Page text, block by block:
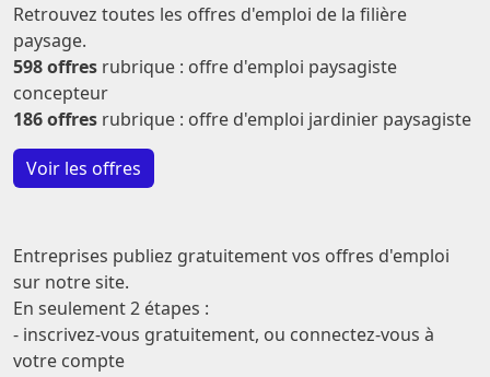
Retrouvez toutes les offres d'emploi de la filière
paysage.
598 offres rubrique : offre d'emploi paysagiste
concepteur
186 offres rubrique : offre d'emploi jardinier paysagiste
Voir les offres
Entreprises publiez gratuitement vos offres d'emploi
sur notre site.
En seulement 2 étapes :
- inscrivez-vous gratuitement, ou connectez-vous à
votre compte